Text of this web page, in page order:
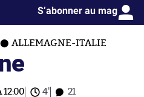
S’abonner au mag
ALLEMAGNE-ITALIE
12:00 4' 21